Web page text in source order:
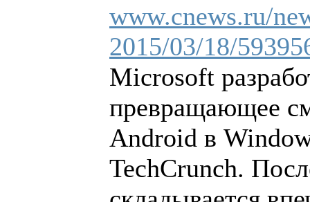
www.cnews.ru/
2015/03/18/
Microsoft
превращающее
Android в
TechCrunch.